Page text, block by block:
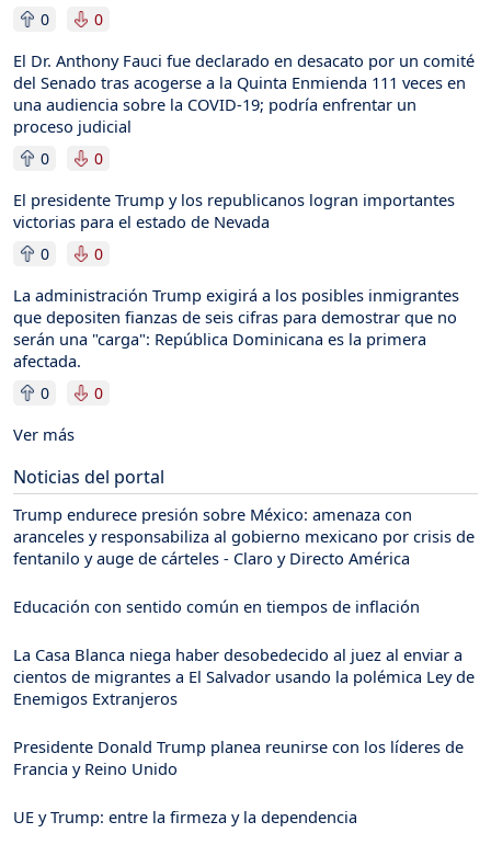
0 0
El Dr. Anthony Fauci fue declarado en desacato por un comité
del Senado tras acogerse a la Quinta Enmienda 111 veces en
una audiencia sobre la COVID-19; podría enfrentar un
proceso judicial
0 0
El presidente Trump y los republicanos logran importantes
victorias para el estado de Nevada
0 0
La administración Trump exigirá a los posibles inmigrantes
que depositen fianzas de seis cifras para demostrar que no
serán una "carga": República Dominicana es la primera
afectada.
0 0
Ver más
Noticias del portal
Trump endurece presión sobre México: amenaza con
aranceles y responsabiliza al gobierno mexicano por crisis de
fentanilo y auge de cárteles - Claro y Directo América
Educación con sentido común en tiempos de inflación
La Casa Blanca niega haber desobedecido al juez al enviar a
cientos de migrantes a El Salvador usando la polémica Ley de
Enemigos Extranjeros
Presidente Donald Trump planea reunirse con los líderes de
Francia y Reino Unido
UE y Trump: entre la firmeza y la dependencia